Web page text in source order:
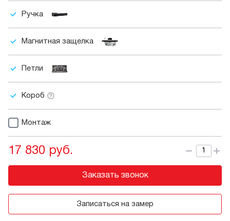
Ручка
Магнитная защелка
Петли
Короб
Монтаж
17 830 руб.
Заказать звонок
Записаться на замер